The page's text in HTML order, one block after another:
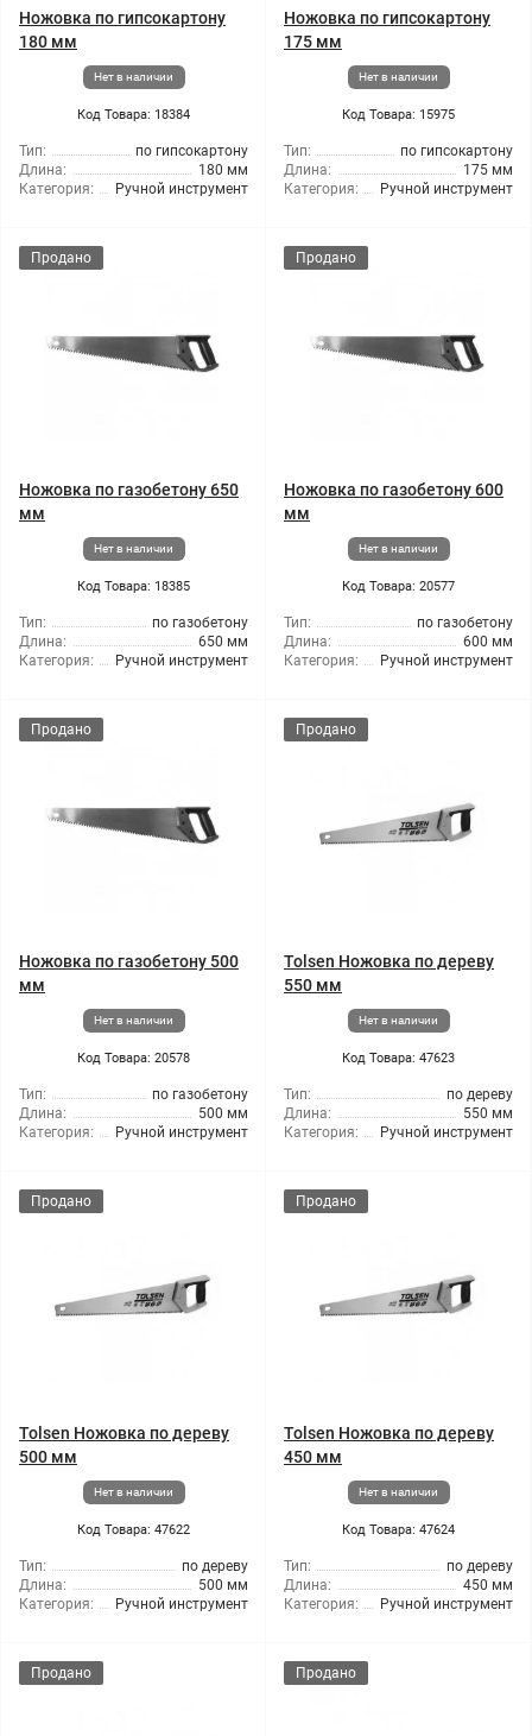
Ножовка по гипсокартону
180 мм
Нет в наличии
Код Товара: 18384
Тип:
по гипсокартону
Длина:
180 мм
Категория:
Ручной инструмент
Ножовка по гипсокартону
175 мм
Нет в наличии
Код Товара: 15975
Тип:
по гипсокартону
Длина:
175 мм
Категория:
Ручной инструмент
Продано
Ножовка по газобетону 650
мм
Нет в наличии
Код Товара: 18385
Тип:
по газобетону
Длина:
650 мм
Категория:
Ручной инструмент
Продано
Ножовка по газобетону 600
мм
Нет в наличии
Код Товара: 20577
Тип:
по газобетону
Длина:
600 мм
Категория:
Ручной инструмент
Продано
Ножовка по газобетону 500
мм
Нет в наличии
Код Товара: 20578
Тип:
по газобетону
Длина:
500 мм
Категория:
Ручной инструмент
Продано
Tolsen Ножовка по дереву
550 мм
Нет в наличии
Код Товара: 47623
Тип:
по дереву
Длина:
550 мм
Категория:
Ручной инструмент
Продано
Tolsen Ножовка по дереву
500 мм
Нет в наличии
Код Товара: 47622
Тип:
по дереву
Длина:
500 мм
Категория:
Ручной инструмент
Продано
Tolsen Ножовка по дереву
450 мм
Нет в наличии
Код Товара: 47624
Тип:
по дереву
Длина:
450 мм
Категория:
Ручной инструмент
Продано Продано